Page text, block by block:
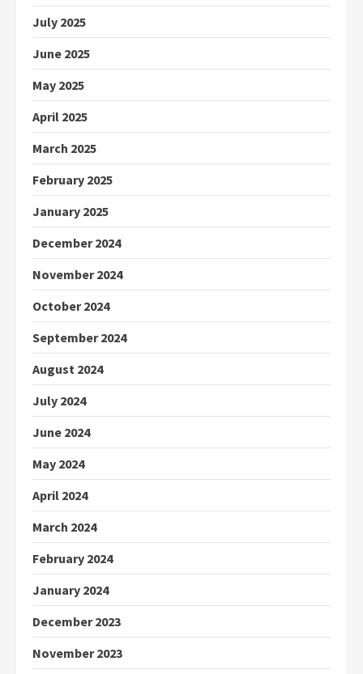
July 2025
June 2025
May 2025
April 2025
March 2025
February 2025
January 2025
December 2024
November 2024
October 2024
September 2024
August 2024
July 2024
June 2024
May 2024
April 2024
March 2024
February 2024
January 2024
December 2023
November 2023